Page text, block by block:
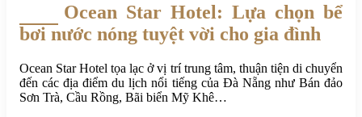
Ocean Star Hotel: Lựa chọn bể
bơi nước nóng tuyệt vời cho gia đình
Ocean Star Hotel tọa lạc ở vị trí trung tâm, thuận tiện di chuyển
đến các địa điểm du lịch nổi tiếng của Đà Nẵng như Bán đảo
Sơn Trà, Cầu Rồng, Bãi biển Mỹ Khê…